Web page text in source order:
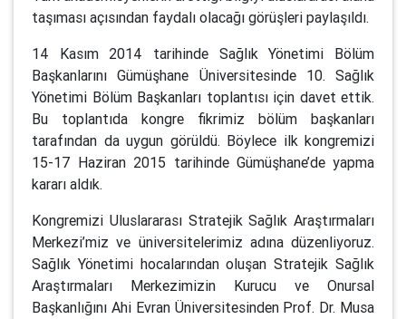
taşıması açısından faydalı olacağı görüşleri paylaşıldı.
14 Kasım 2014 tarihinde Sağlık Yönetimi Bölüm
Başkanlarını Gümüşhane Üniversitesinde 10. Sağlık
Yönetimi Bölüm Başkanları toplantısı için davet ettik.
Bu toplantıda kongre fikrimiz bölüm başkanları
tarafından da uygun görüldü. Böylece ilk kongremizi
15-17 Haziran 2015 tarihinde Gümüşhane’de yapma
kararı aldık.
Kongremizi Uluslararası Stratejik Sağlık Araştırmaları
Merkezi’miz ve üniversitelerimiz adına düzenliyoruz.
Sağlık Yönetimi hocalarından oluşan Stratejik Sağlık
Araştırmaları Merkezimizin Kurucu ve Onursal
Başkanlığını Ahi Evran Üniversitesinden Prof. Dr. Musa